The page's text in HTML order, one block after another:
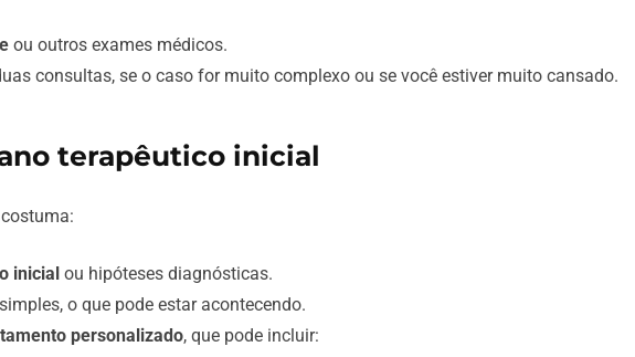
ou outros exames médicos.
consultas, se o caso for muito complexo ou se você estiver muito cansado.
terapêutico inicial
inicial ou hipóteses diagnósticas.
o que pode estar acontecendo.
personalizado, que pode incluir: